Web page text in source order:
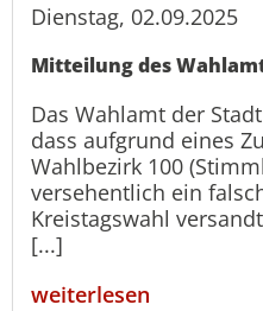
Dienstag, 02.09.2025
Mitteilung des
Das Wahlamt der
dass aufgrund eines
Wahlbezirk 100
versehentlich ein
Kreistagswahl
[...]
weiterlesen